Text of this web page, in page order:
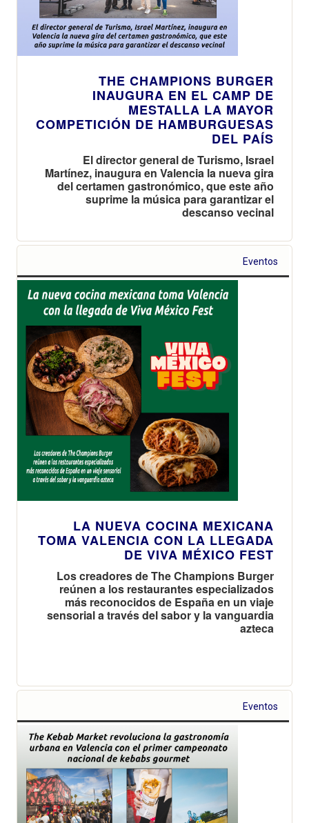
THE CHAMPIONS BURGER
INAUGURA EN EL CAMP DE
MESTALLA LA MAYOR
COMPETICIÓN DE HAMBURGUESAS
DEL PAÍS
El director general de Turismo, Israel
Martínez, inaugura en Valencia la nueva gira
del certamen gastronómico, que este año
suprime la música para garantizar el
descanso vecinal
Eventos
LA NUEVA COCINA MEXICANA
TOMA VALENCIA CON LA LLEGADA
DE VIVA MÉXICO FEST
Los creadores de The Champions Burger
reúnen a los restaurantes especializados
más reconocidos de España en un viaje
sensorial a través del sabor y la vanguardia
azteca
Eventos